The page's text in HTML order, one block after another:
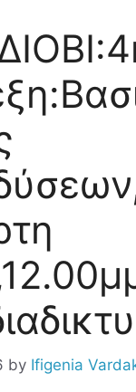
by Ifigenia